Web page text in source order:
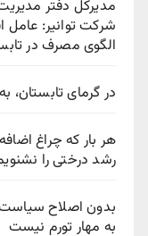
مدیرکل دفتر
شرکت توانیر: عامل
الگوی مصرف در
در گرمای تابستان،
هر بار که چراغ
رشد درختی را
بدون اصلاح
به مهار تورم نیست